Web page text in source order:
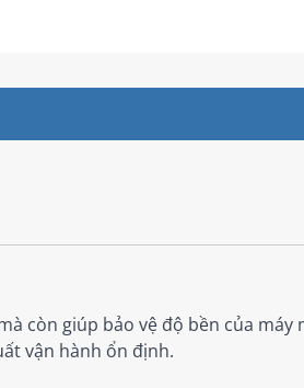
còn giúp bảo vệ độ bền của máy
vận hành ổn định.